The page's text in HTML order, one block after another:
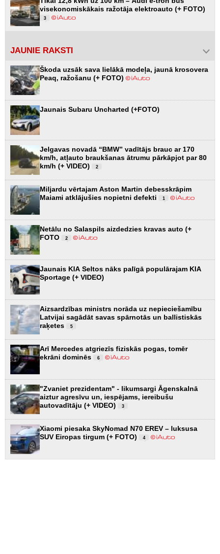
visekonomiskākais ražotāja elektroauto (+ FOTO)
3
JAUNIE RAKSTI
Škoda uzsāk sava lielākā modeļa, jaunā krosovera
Peaq, ražošanu (+ FOTO)
Jaunais Subaru Uncharted (+FOTO)
Jelgavas novadā “BMW” vadītājs brauc ar 170
km/h, atļauto braukšanas ātrumu pārkāpjot par 80
km/h (+ VIDEO)
2
Miljardu vērtajam Aston Martin debesskrāpim
Maiami atklājušies nopietni defekti
1
Netālu no Salaspils aizdedzies kravas auto (+
FOTO
2
Jaunais KIA Seltos nāks palīgā populārajam KIA
Sportage (+ VIDEO)
Aizsardzības ministrs norāda uz nepieciešamību
Latvijai sagādāt savas spārnotās un ballistiskās
raķetes
5
Arī Mercedes atgriezīs fiziskās pogas, tomēr
ekrāni dominēs
6
"Zvaniet prezidentam" - likumsargi Āgenskalnā
aiztur agresīvu un, iespējams, iereibušu
autovadītāju (+ VIDEO)
3
Xiaomi piesaka SkyNomad N70 EREV – luksusa
SUV Eiropas tirgum (+ FOTO)
4